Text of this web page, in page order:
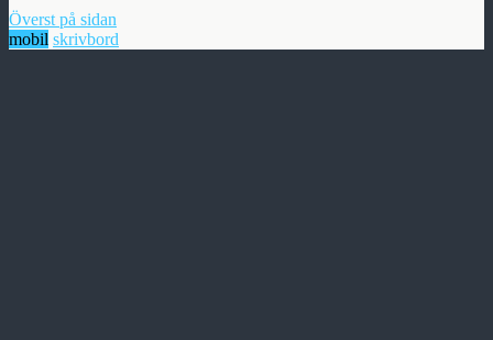
Överst på sidan
mobil skrivbord